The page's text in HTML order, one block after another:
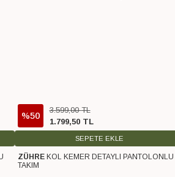
%50
3.599,00 TL
1.799,50 TL
SEPETE EKLE
Ücretsiz Kargo
ZÜHRE KOL KEMER DETAYLI PANTOLONLU
TAKIM